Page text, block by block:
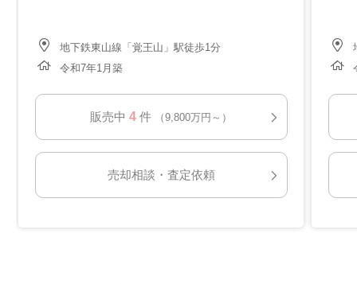
地下鉄東山線「覚王山」駅徒歩1分
令和7年1月築
販売中4 件 （9,800万円～）
売却相談・査定依頼